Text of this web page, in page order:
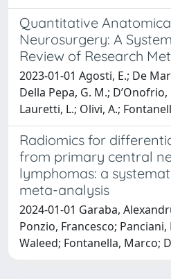
Quantitative
Neurosurgery: A
Review of Research
2023-01-01 Agosti, E.; De
Della Pepa, G. M.; D’Onofrio,
Lauretti, L.; Olivi, A.;
Radiomics for
from primary central
lymphomas: a
meta-analysis
2024-01-01 Garaba,
Ponzio, Francesco;
Waleed; Fontanella, Marco;